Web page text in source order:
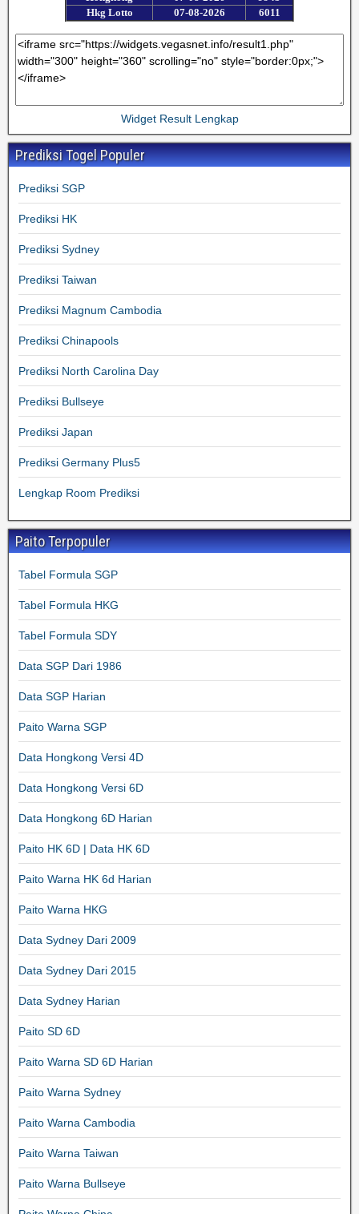
Widget Result Lengkap
Prediksi Togel Populer
Prediksi SGP
Prediksi HK
Prediksi Sydney
Prediksi Taiwan
Prediksi Magnum Cambodia
Prediksi Chinapools
Prediksi North Carolina Day
Prediksi Bullseye
Prediksi Japan
Prediksi Germany Plus5
Lengkap Room Prediksi
Paito Terpopuler
Tabel Formula SGP
Tabel Formula HKG
Tabel Formula SDY
Data SGP Dari 1986
Data SGP Harian
Paito Warna SGP
Data Hongkong Versi 4D
Data Hongkong Versi 6D
Data Hongkong 6D Harian
Paito HK 6D | Data HK 6D
Paito Warna HK 6d Harian
Paito Warna HKG
Data Sydney Dari 2009
Data Sydney Dari 2015
Data Sydney Harian
Paito SD 6D
Paito Warna SD 6D Harian
Paito Warna Sydney
Paito Warna Cambodia
Paito Warna Taiwan
Paito Warna Bullseye